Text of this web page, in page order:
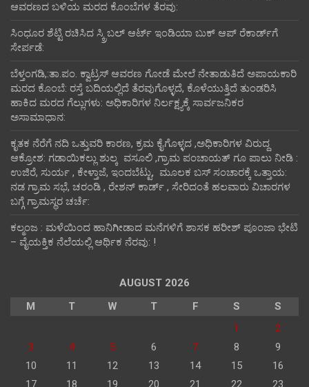
ಆವರಣದ ಬಳಿಯ ಮರದ ಕೊಂಬೆಗಳ ತೆರವು:
ಸಿಂಧೂರ ಶೆಟ್ಟಿ ರಚಿಸಿದ ಸ್ಕ್ರಿಬಲ್ ಆರ್ಟ್ ಇಂಡಿಯಾ ಬುಕ್ ಆಪ್ ರೆಕಾರ್ಡ್‌ಗೆ
ಸೇರ್ಪಡೆ:
ಬೆಳ್ತಂಗಡಿ,:ತಾ.ಪಂ‌. ಕ್ವಾಟ್ರಸ್ ಆವರಣ ಗೋಡೆ ಮೇಲೆ ನೇತಾಡುತಿದೆ ಅಪಾಯಕಾರಿ
ಮರದ ಕೊಂಬೆ: ರಸ್ತೆ ಬದಿಯಲ್ಲಿದೆ ತೆರವುಗೊಳ್ಳದೆ, ಕೊಳೆಯುತ್ತಿದೆ ತುಂಡರಿಸಿ
ಹಾಕಿದ ಮರದ ಗೆಲ್ಲುಗಳು: ಅಧಿಕಾರಿಗಳ ನಿರ್ಲಕ್ಷ್ಯಕ್ಕೆ ಸಾರ್ವಜನಿಕರ
ಅಸಾಮಾಧಾನ:
ಕೃತಕ ನೆರೆಗೆ ನದಿ ಒತ್ತುವರಿ ಕಾರಣ, ಕ್ರಮ ಕೈಗೊಳ್ಳದ ,ಅಧಿಕಾರಿಗಳ ವಿರುದ್ದ
ಆಕ್ರೋಶ: ಗಡಾಯಿಕಲ್ಲು ಶುಲ್ಕ ವಸೂಲಿ ,ಗ್ರಾಮ ಪಂಚಾಯತ್ ಗೂ ಪಾಲು ನೀಡಿ :
ಉಜಿರೆ, ಸುರ್ಯ , ಕೇಳ್ತಾಜೆ, ಇಂದಬೆಟ್ಟು, ಮೂಲಕ ಬಸ್ ಸಂಚಾರಕ್ಕೆ ಒತ್ತಾಯ:
ನಡ ಗ್ರಾಮ ಸಭೆ, ಚರಂಡಿ , ರೇಶನ್ ಕಾರ್ಡ್ , ಸೇರಿದಂತೆ ಹಲವಾರು ವಿಚಾರಗಳ
ಬಗ್ಗೆ ಗ್ರಾಮಸ್ಥರ ಚರ್ಚೆ:
ಕಲ್ಮಂಜ : ಮಳೆಯಿಂದ ಹಾನಿಗೀಡಾದ ಮನೆಗಳಿಗೆ ಶಾಸಕ ಹರೀಶ್ ಪೂಂಜಾ ಭೇಟಿ
– ವೈಯಕ್ತಿಕ ನೆಲೆಯಲ್ಲಿ ಆರ್ಥಿಕ‌ ನೆರವು: !
AUGUST 2026
M
T W T F S
S
1
2
3
4 5 6 7 8
9
10
11 12 13 14 15
16
17
18 19 20 21 22 23